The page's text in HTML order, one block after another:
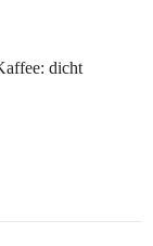
dicht